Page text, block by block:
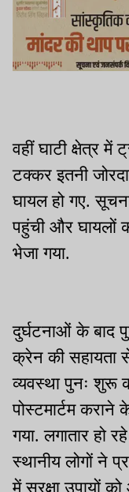
वहीं घाटी क्षेत्र
टक्कर इतनी
घायल हो गए.
पहुंची और घायलों
भेजा गया.
दुर्घटनाओं के बाद
क्रेन की सहायता
व्यवस्था पुनः शुरू
पोस्टमार्टम कराने
गया. लगातार हो
स्थानीय लोगों ने
में सुरक्षा उपायों